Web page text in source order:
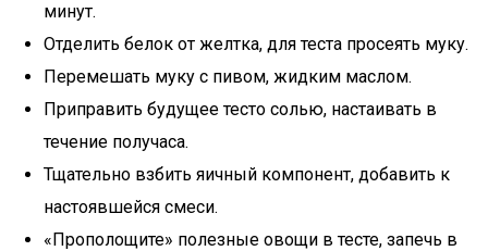
минут.
Отделить белок от желтка, для теста просеять муку.
Перемешать муку с пивом, жидким маслом.
Приправить будущее тесто солью, настаивать в
течение получаса.
Тщательно взбить яичный компонент, добавить к
настоявшейся смеси.
«Прополощите» полезные овощи в тесте, запечь в